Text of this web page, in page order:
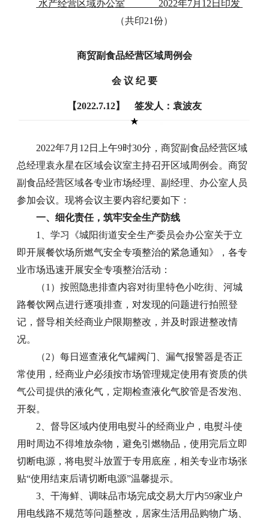
水产经营区域办公室 2022年7月12日印发
（共印21份）
商贸副食品经营区域周例会
会 议 纪 要
【2022.7.12】 签发人：袁波友
2022年7月12日上午9时30分，商贸副食品经营区域
总经理袁永星在区域会议室主持召开区域周例会。商贸
副食品经营区域各专业市场经理、副经理、办公室人员
参加会议。现将会议主要内容纪要如下：
一、细化责任，筑牢安全生产防线
1、学习《城阳街道安全生产委员会办公室关于立
即开展餐饮场所燃气安全专项整治的紧急通知》，各专
业市场迅速开展安全专项整治活动：
（1）按照隐患排查内容对街里特色小吃街、河城
路餐饮网点进行逐项排查，对发现的问题进行拍照登
记，督导相关经商业户限期整改，并及时跟进整改情
况。
（2）每日巡查液化气罐阀门、漏气报警器是否正
常使用，经商业户必须按市场管理规定使用有资质的供
气公司提供的液化气，定期检查液化气胶管是否发泡、
开裂。
2、督导区域内使用电熨斗的经商业户，电熨斗使
用时周边不得堆放杂物，避免引燃物品，使用完后立即
切断电源，将电熨斗放置于专用底座，相关专业市场张
贴“使用结束后请切断电源”温馨提示。
3、干海鲜、调味品市场完成交易大厅内59家业户
用电线路不规范等问题整改，居家生活用品购物广场、